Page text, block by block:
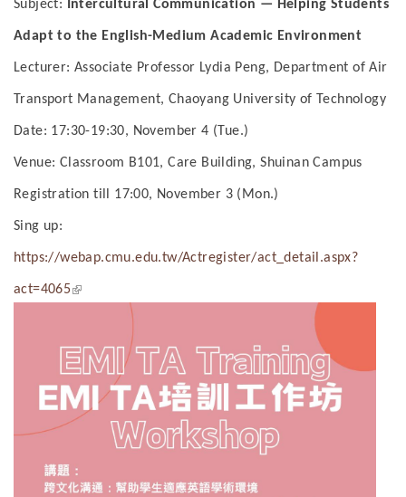
Subject: Intercultural Communication — Helping Students
Adapt to the English-Medium Academic Environment
Lecturer: Associate Professor Lydia Peng, Department of Air
Transport Management, Chaoyang University of Technology
Date: 17:30-19:30, November 4 (Tue.)
Venue: Classroom B101, Care Building, Shuinan Campus
Registration till 17:00, November 3 (Mon.)
Sing up:
https://webap.cmu.edu.tw/Actregister/act_detail.aspx?
act=4065 (link is external)